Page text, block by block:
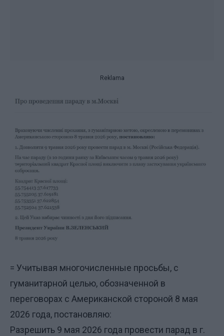
Reklama
= Учитывая многочисленные просьбы, с
гуманитарной целью, обозначенной в
переговорах с Американской стороной 8 мая
2026 года, постановляю:
Разрешить 9 мая 2026 года провести парад в г.